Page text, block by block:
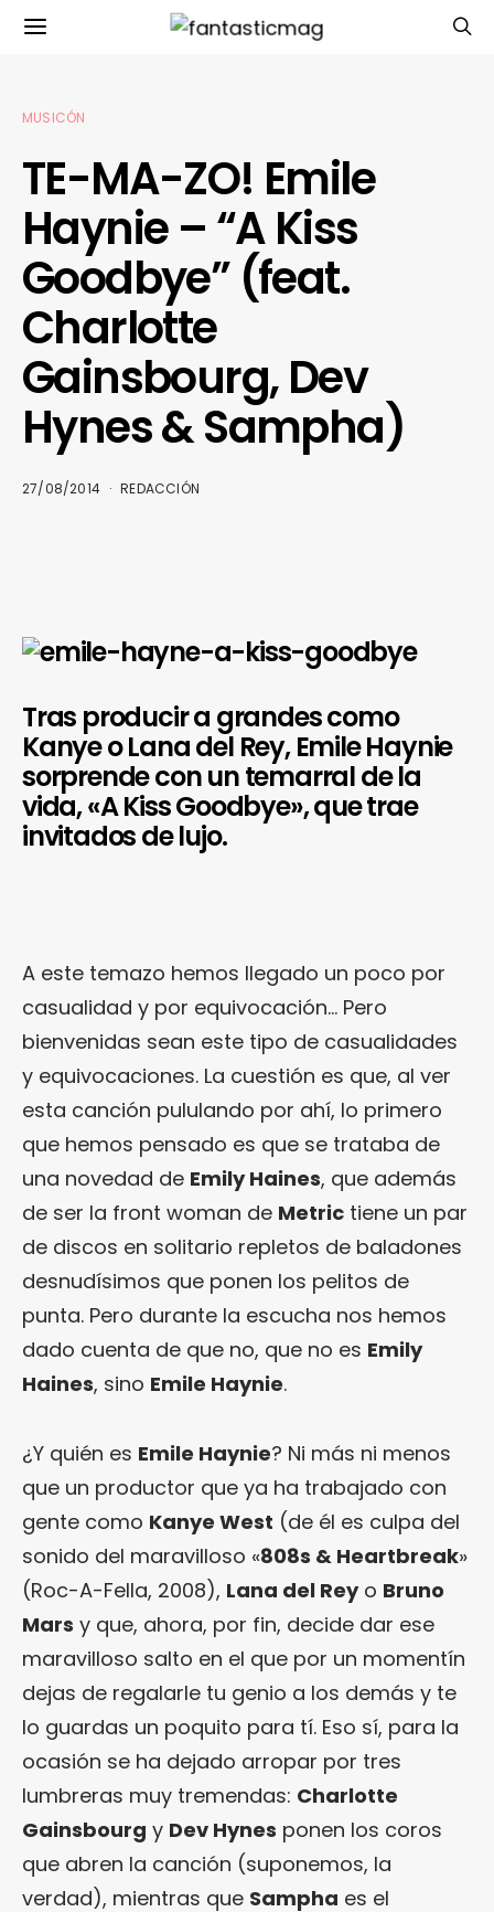
MUSICÓN
TE-MA-ZO! Emile
Haynie – “A Kiss
Goodbye” (feat.
Charlotte
Gainsbourg, Dev
Hynes & Sampha)
27/08/2014 REDACCIÓN
Tras producir a grandes como
Kanye o Lana del Rey, Emile Haynie
sorprende con un temarral de la
vida, «A Kiss Goodbye», que trae
invitados de lujo.
A este temazo hemos llegado un poco por
casualidad y por equivocación… Pero
bienvenidas sean este tipo de casualidades
y equivocaciones. La cuestión es que, al ver
esta canción pululando por ahí, lo primero
que hemos pensado es que se trataba de
una novedad de Emily Haines, que además
de ser la front woman de Metric tiene un par
de discos en solitario repletos de baladones
desnudísimos que ponen los pelitos de
punta. Pero durante la escucha nos hemos
dado cuenta de que no, que no es Emily
Haines, sino Emile Haynie.
¿Y quién es Emile Haynie? Ni más ni menos
que un productor que ya ha trabajado con
gente como Kanye West (de él es culpa del
sonido del maravilloso «808s & Heartbreak»
(Roc-A-Fella, 2008), Lana del Reyo Bruno
Mars y que, ahora, por fin, decide dar ese
maravilloso salto en el que por un momentín
dejas de regalarle tu genio a los demás y te
lo guardas un poquito para tí. Eso sí, para la
ocasión se ha dejado arropar por tres
lumbreras muy tremendas: Charlotte
Gainsbourg y Dev Hynes ponen los coros
que abren la canción (suponemos, la
verdad), mientras que Sampha es el